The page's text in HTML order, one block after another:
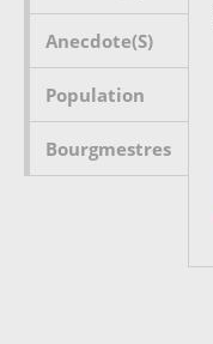
Anecdote(s)
Population
Bourgmestres